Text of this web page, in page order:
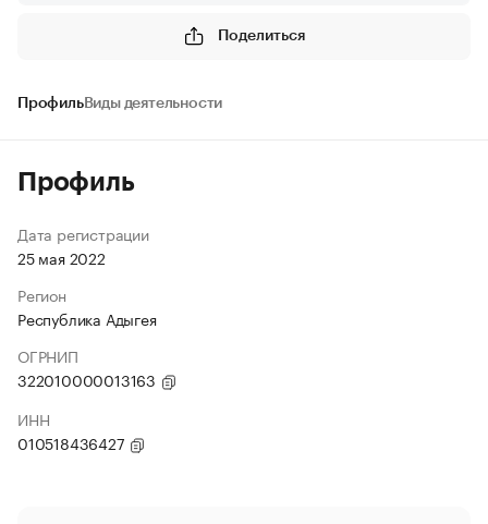
Поделиться
ПрофильВиды деятельности
Профиль
Дата регистрации
25 мая 2022
Регион
Республика Адыгея
ОГРНИП
322010000013163
ИНН
010518436427